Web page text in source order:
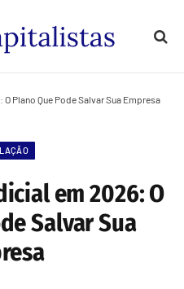
Plano Que Pode Salvar Sua Empresa
em 2026: O
Salvar Sua